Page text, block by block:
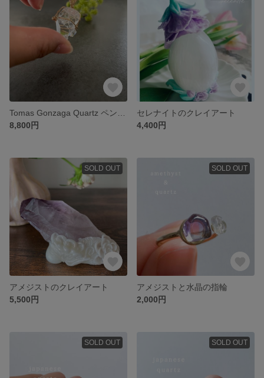
8,800円
セレナイトのクレイアート
4,400円
SOLD OUT
アメジストのクレイアート
5,500円
SOLD OUT
アメジストと水晶の指輪
2,000円
SOLD OUT SOLD OUT